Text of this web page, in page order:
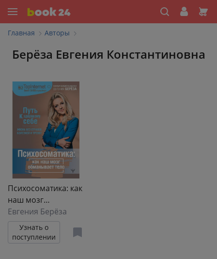
Главная Авторы
Берёза Евгения Константиновна
Психосоматика: как
наш мозг
обманывает тело.
Путь к здоровому
себе
Евгения Берёза
Узнать о
поступлении